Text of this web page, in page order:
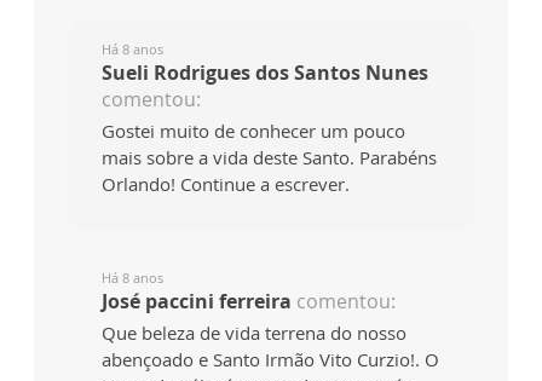
Há 8 anos
Sueli Rodrigues dos Santos Nunes
comentou:
Gostei muito de conhecer um pouco
mais sobre a vida deste Santo. Parabéns
Orlando! Continue a escrever.
Há 8 anos
José paccini ferreira comentou:
Que beleza de vida terrena do nosso
abençoado e Santo Irmão Vito Curzio!. O